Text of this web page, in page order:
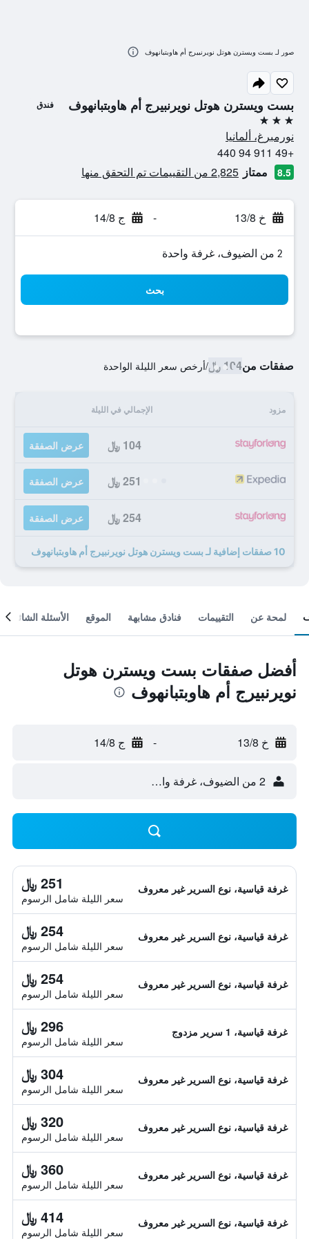
بست ويسترن هوتل نويرنبيرج أم هاوبتبانهوف فندق
3 نجوم
نورمبرغ، ألمانيا
+49 911 94 440
8.5 ممتاز 2,825 من التقييمات تم التحقق منها
خ 13/8 - ج 14/8
2 من الضيوف، غرفة واحدة
بحث
صفقات من104 ﷼ /أرخص سعر الليلة الواحدة
مزود الإجمالي في الليلة
104 ﷼ عرض الصفقة
251 ﷼ عرض الصفقة
254 ﷼ عرض الصفقة
10 صفقات إضافية لـ بست ويسترن هوتل نويرنبيرج أم هاوبتبانهوف
صور لـ بست ويسترن هوتل نويرنبيرج أم هاوبتبانهوف
لمحة عن التقييمات فنادق مشابهة الموقع الأسئلة الشائعة
أفضل صفقات بست ويسترن هوتل
نويرنبيرج أم هاوبتبانهوف
خ 13/8 - ج 14/8
2 من الضيوف، غرفة واحدة
غرفة قياسية، نوع السرير غير معروف 251 ﷼
سعر الليلة شامل الرسوم
غرفة قياسية، نوع السرير غير معروف 254 ﷼
سعر الليلة شامل الرسوم
غرفة قياسية، نوع السرير غير معروف 254 ﷼
سعر الليلة شامل الرسوم
غرفة قياسية، 1 سرير مزدوج 296 ﷼
سعر الليلة شامل الرسوم
غرفة قياسية، نوع السرير غير معروف 304 ﷼
سعر الليلة شامل الرسوم
غرفة قياسية، نوع السرير غير معروف 320 ﷼
سعر الليلة شامل الرسوم
غرفة قياسية، نوع السرير غير معروف 360 ﷼
سعر الليلة شامل الرسوم
غرفة قياسية، نوع السرير غير معروف 414 ﷼
سعر الليلة شامل الرسوم